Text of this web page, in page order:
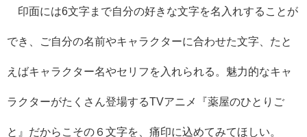
印面には6文字まで自分の好きな文字を名入れすることが
でき、ご自分の名前やキャラクターに合わせた文字、たと
えばキャラクター名やセリフを入れられる。魅力的なキャ
ラクターがたくさん登場するTVアニメ『薬屋のひとりご
と』だからこその６文字を、痛印に込めてみてほしい。